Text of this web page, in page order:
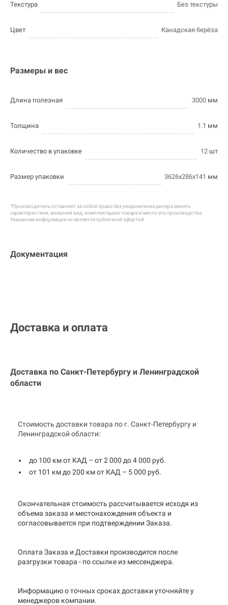
Текстура Без текстуры
Цвет Канадская берёза
Размеры и вес
Длина полезная 3000 мм
Толщина 1.1 мм
Количество в упаковке 12 шт
Размер упаковки 3626х286х141 мм
*Производитель оставляет за собой право без уведомления дилера менять
характеристики, внешний вид, комплектацию товара и место его производства.
Указанная информация не является публичной офертой
Документация
Доставка и оплата
Доставка по Санкт-Петербургу и Ленинградской
области
Стоимость доставки товара по г. Санкт-Петербургу и
Ленинградской области:
до 100 км от КАД – от 2 000 до 4 000 руб.
от 101 км до 200 км от КАД – 5 000 руб.
Окончательная стоимость рассчитывается исходя из
объема заказа и местонахождения объекта и
согласовывается при подтверждении Заказа.
Оплата Заказа и Доставки производится после
разгрузки товара - по ссылке из мессенджера.
Информацию о точных сроках доставки уточняйте у
менеджеров компании.